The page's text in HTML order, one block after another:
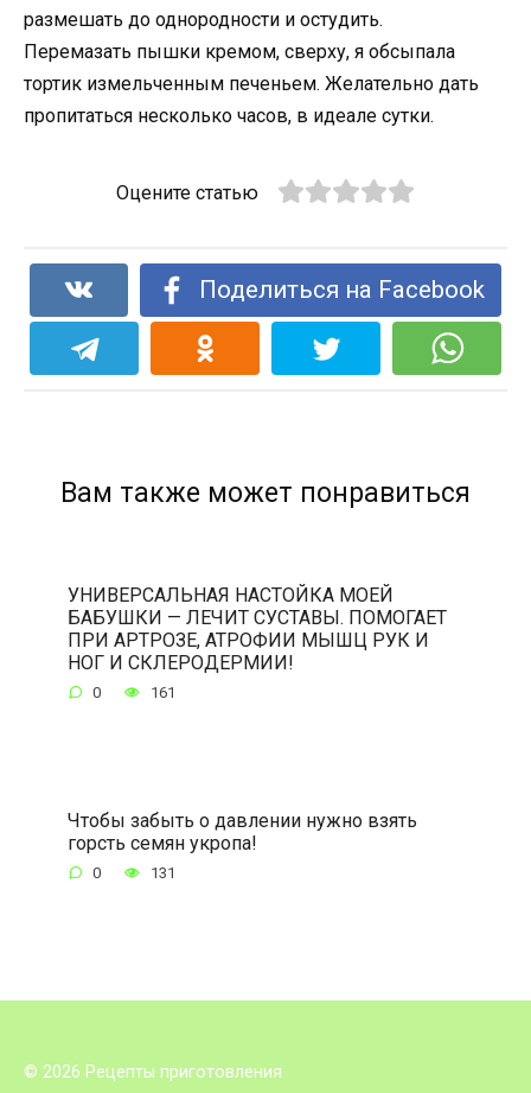
размешать до однородности и остудить.
Перемазать пышки кремом, сверху, я обсыпала
тортик измельченным печеньем. Желательно дать
пропитаться несколько часов, в идеале сутки.
Оцените статью
Поделиться на Facebook
Вам также может понравиться
УНИВЕРСАЛЬНАЯ НАСТОЙКА МОЕЙ
БАБУШКИ — ЛЕЧИТ СУСТАВЫ. ПОМОГАЕТ
ПРИ АРТРОЗЕ, АТРОФИИ МЫШЦ РУК И
НОГ И СКЛЕРОДЕРМИИ!
0 161
Чтобы забыть о давлении нужно взять
горсть семян укропа!
0 131
© 2026 Рецепты приготовления